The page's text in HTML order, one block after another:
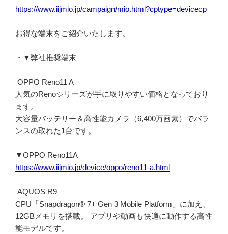
https://www.iijmio.jp/campaign/mio.html?cptype=devicecp
お得な端末をご紹介いたします。
・▼弊社推奨端末
OPPO Reno11 A
人気のRenoシリーズが手に取りやすい価格となっており
ます。
大容量バッテリー＆高性能カメラ（6,400万画素）でバラ
ンスの取れた1台です。
▼OPPO Reno11A
https://www.iijmio.jp/device/oppo/reno11-a.html
AQUOS R9
CPU「Snapdragon® 7+ Gen 3 Mobile Platform」に加え、
12GBメモリを搭載。 アプリや動画も快適に動作する高性
能モデルです。